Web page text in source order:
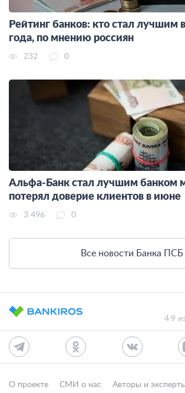
Рейтинг банков: кто стал лучшим
года, по мнению россиян
232 0
Альфа-Банк стал лучшим банком
потерял доверие клиентов в июне
3 496 0
Все новости Банка ПСБ
4.9
О проекте СМИ о нас Авторы и